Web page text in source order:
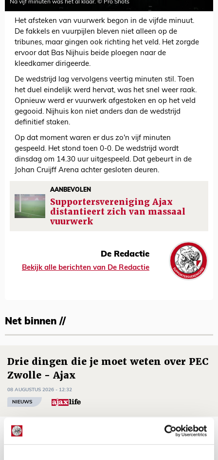
Na vijf minuten was het al klaar. © Pro Shots
Het afsteken van vuurwerk begon in de vijfde minuut.
De fakkels en vuurpijlen bleven niet alleen op de
tribunes, maar gingen ook richting het veld. Het zorgde
ervoor dat Bas Nijhuis beide ploegen naar de
kleedkamer dirigeerde.
De wedstrijd lag vervolgens veertig minuten stil. Toen
het duel eindelijk werd hervat, was het snel weer raak.
Opnieuw werd er vuurwerk afgestoken en op het veld
gegooid. Nijhuis kon niet anders dan de wedstrijd
definitief staken.
Op dat moment waren er dus zo'n vijf minuten
gespeeld. Het stond toen 0-0. De wedstrijd wordt
dinsdag om 14.30 uur uitgespeeld. Dat gebeurt in de
Johan Cruijff Arena achter gesloten deuren.
AANBEVOLEN
Supportersvereniging Ajax
distantieert zich van massaal
vuurwerk
De Redactie
Bekijk alle berichten van De Redactie
Net binnen //
Drie dingen die je moet weten over PEC
Zwolle - Ajax
08 AUGUSTUS 2026 - 12:32
NIEUWS
Míchels elf: met welke formatie begin
jij aan nieuw eredivisieseizoen?